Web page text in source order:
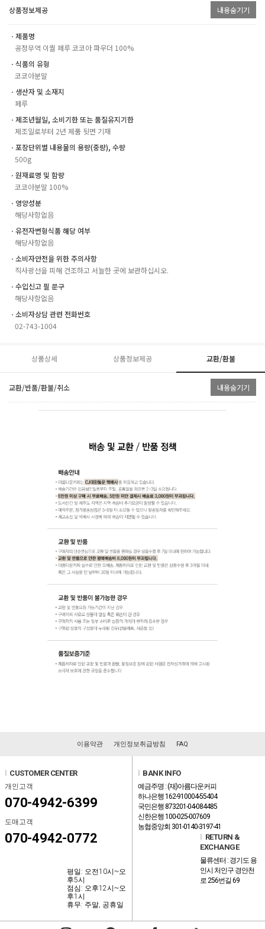
상품정보제공 내용숨기기
ㆍ제품명
공정무역 이퀄 페루 코코아 파우더 100%
ㆍ식품의 유형
코코아분말
ㆍ생산자 및 소재지
페루
ㆍ제조년월일, 소비기한 또는 품질유지기한
제조일로부터 2년 제품 뒷면 기재
ㆍ포장단위별 내용물의 용량(중량), 수량
500g
ㆍ원재료명 및 함량
코코아분말 100%
ㆍ영양성분
해당사항없음
ㆍ유전자변형식품 해당 여부
해당사항없음
ㆍ소비자안전을 위한 주의사항
직사광선을 피해 건조하고 서늘한 곳에 보관하십시오.
ㆍ수입신고 필 문구
해당사항없음
ㆍ소비자상담 관련 전화번호
02-743-1004
상품상세 상품정보제공 교환/환불
교환/반품/환불/취소 내용숨기기
이용약관 개인정보취급방침 FAQ
CUSTOMER CENTER
개인고객
070-4942-6399
도매고객
070-4942-0772
평일: 오전10시~오
후5시
점심: 오후12시~오
후1시
휴무: 주말, 공휴일
BANK INFO
예금주명 : (재)아름다운커피
하나은행 162-910004-55404
국민은행 873201-04-084485
신한은행 100-025-007609
농협중앙회 301-0140-3197-41
RETURN &
EXCHANGE
물류센터 : 경기도 용
인시 처인구 경안천
로 256번길 69